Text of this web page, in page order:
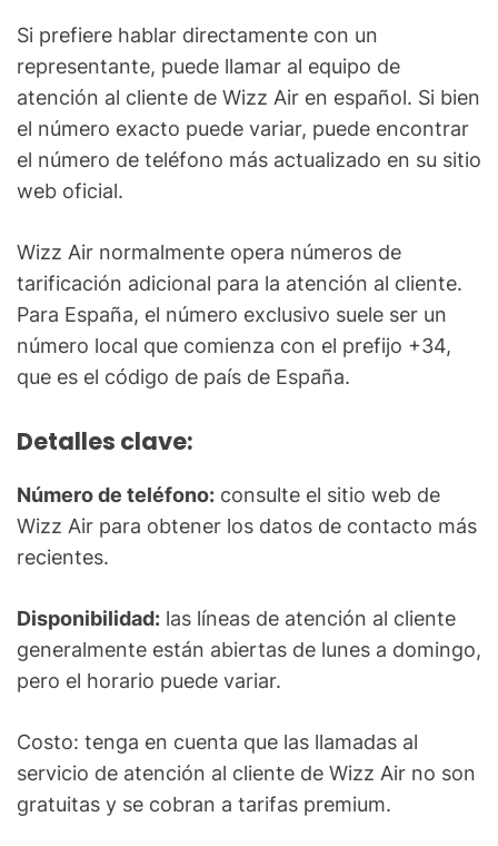
Si prefiere hablar directamente con un
representante, puede llamar al equipo de
atención al cliente de Wizz Air en español. Si bien
el número exacto puede variar, puede encontrar
el número de teléfono más actualizado en su sitio
web oficial.
Wizz Air normalmente opera números de
tarificación adicional para la atención al cliente.
Para España, el número exclusivo suele ser un
número local que comienza con el prefijo +34,
que es el código de país de España.
Detalles clave:
Número de teléfono: consulte el sitio web de
Wizz Air para obtener los datos de contacto más
recientes.
Disponibilidad: las líneas de atención al cliente
generalmente están abiertas de lunes a domingo,
pero el horario puede variar.
Costo: tenga en cuenta que las llamadas al
servicio de atención al cliente de Wizz Air no son
gratuitas y se cobran a tarifas premium.